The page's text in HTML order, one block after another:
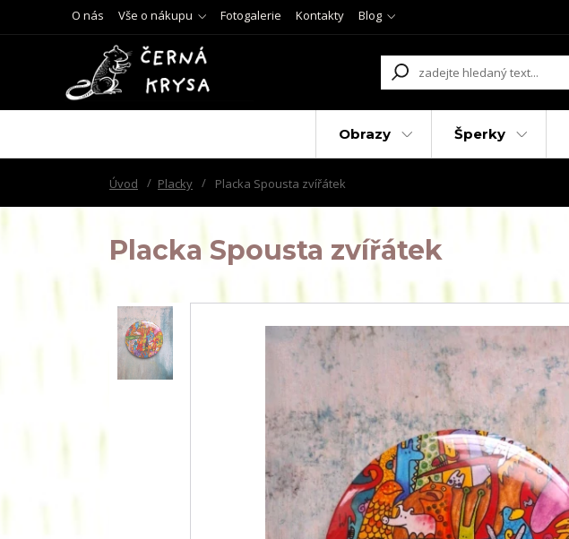
O nás Vše o nákupu Fotogalerie Kontakty Blog
Obrazy Šperky
Úvod Placky Placka Spousta zvířátek
Placka Spousta zvířátek